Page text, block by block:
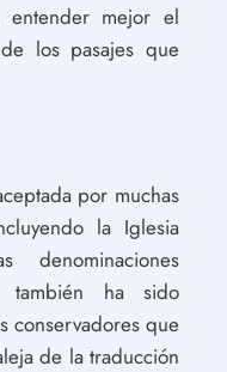
mejor el
los pasajes que
por muchas
la Iglesia
denominaciones
también ha sido
conservadores que
de la traducción